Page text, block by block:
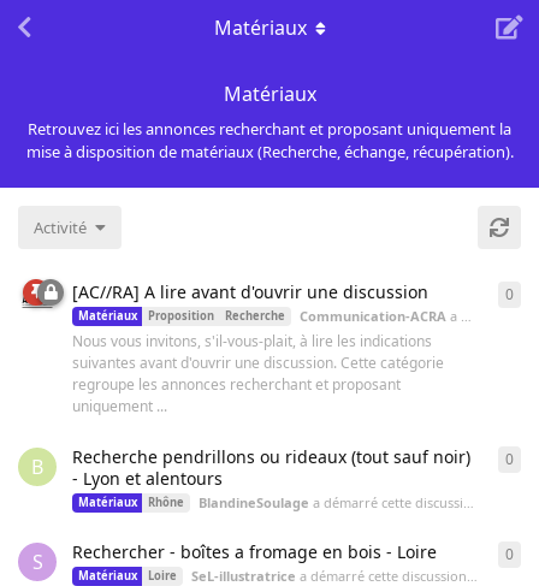
Matériaux
Retrouvez ici les annonces recherchant et proposant uniquement la
mise à disposition de matériaux (Recherche, échange, récupération).
Matériaux
Activité
[AC//RA] A lire avant d'ouvrir une discussion
Matériaux Proposition Recherche Communication-ACRA a démarré cette discussion
Nous vous invitons, s'il-vous-plait, à lire les indications
suivantes avant d'ouvrir une discussion. Cette catégorie
regroupe les annonces recherchant et proposant
uniquement ...
0
B
Recherche pendrillons ou rideaux (tout sauf noir)
- Lyon et alentours
Matériaux Rhône BlandineSoulage a démarré cette discussion
0
S Rechercher - boîtes a fromage en bois - Loire
Matériaux Loire SeL-illustratrice a démarré cette discussion 31 mai
0